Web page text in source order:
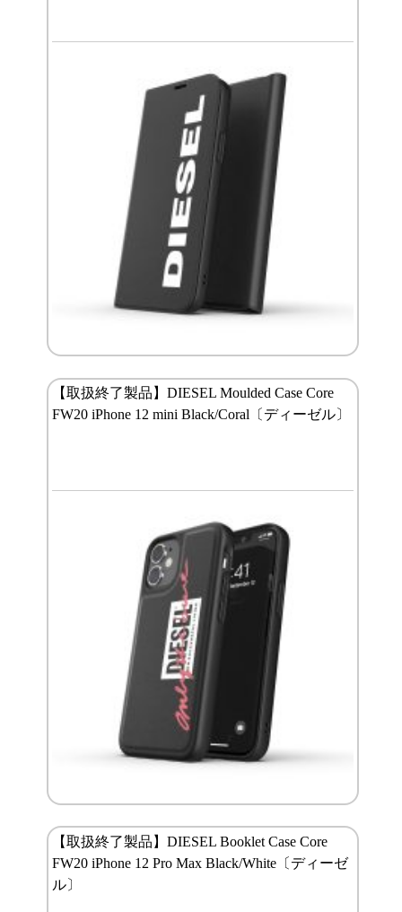
【取扱終了製品】DIESEL Moulded Case Core
FW20 iPhone 12 mini Black/Coral〔ディーゼル〕
【取扱終了製品】DIESEL Booklet Case Core
FW20 iPhone 12 Pro Max Black/White〔ディーゼ
ル〕